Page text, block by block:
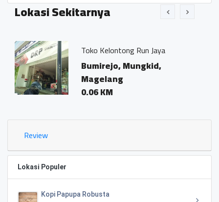
Lokasi Sekitarnya
Toko Kelontong Run Jaya
Bumirejo, Mungkid,
Magelang
0.06 KM
Review
Lokasi Populer
Kopi Papupa Robusta